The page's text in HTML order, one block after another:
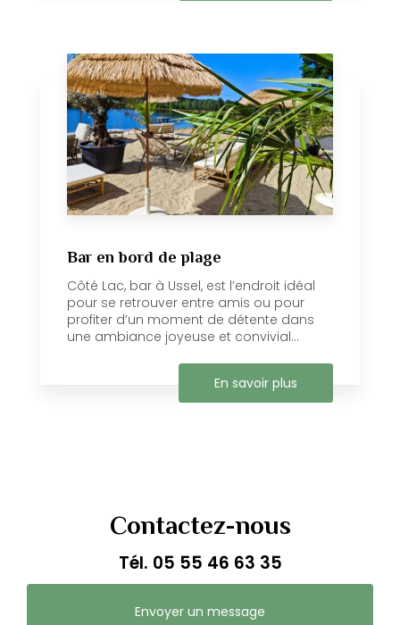
Bar en bord de plage
Côté Lac, bar à Ussel, est l’endroit idéal
pour se retrouver entre amis ou pour
profiter d’un moment de détente dans
une ambiance joyeuse et convivial...
En savoir plus
Contactez-nous
Tél. 05 55 46 63 35
Envoyer un message